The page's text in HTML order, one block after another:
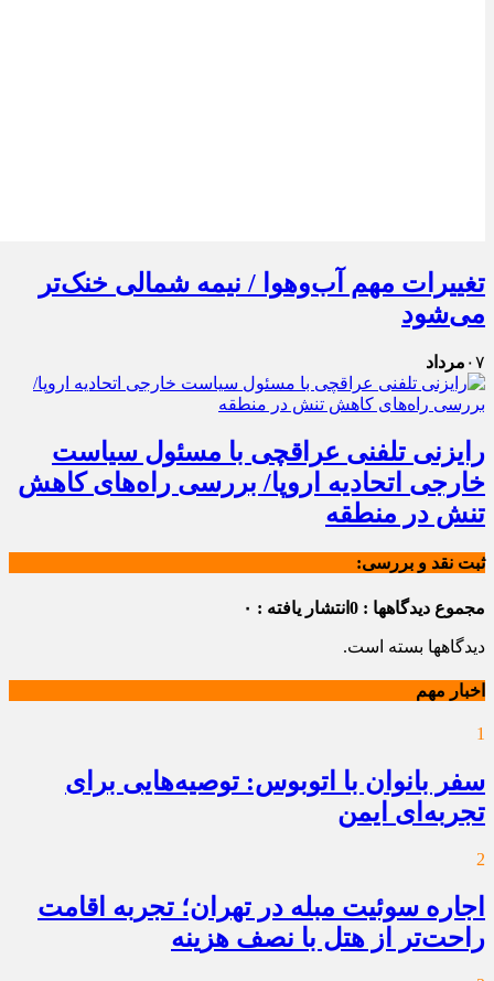
تغییرات مهم آب‌وهوا / نیمه شمالی خنک‌تر
می‌شود
۰۷ مرداد
رایزنی تلفنی عراقچی با مسئول سیاست
خارجی اتحادیه اروپا/ بررسی راه‌های کاهش
تنش در منطقه
ثبت نقد و بررسی:
مجموع دیدگاهها : 0 انتشار یافته : ۰
دیدگاهها بسته است.
اخبار مهم
1
سفر بانوان با اتوبوس: توصیه‌هایی برای
تجربه‌ای ایمن
2
اجاره سوئیت مبله در تهران؛ تجربه اقامت
راحت‌تر از هتل با نصف هزینه